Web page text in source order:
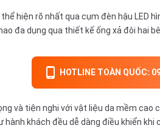
hiện rõ nhất qua cụm đèn hậu LED
đa dụng qua thiết kế ống xả đôi hai
HOTLINE TOÀN QUỐC:
và tiện nghi với vật liệu da mềm
khách đều dễ dàng điều khiển khi